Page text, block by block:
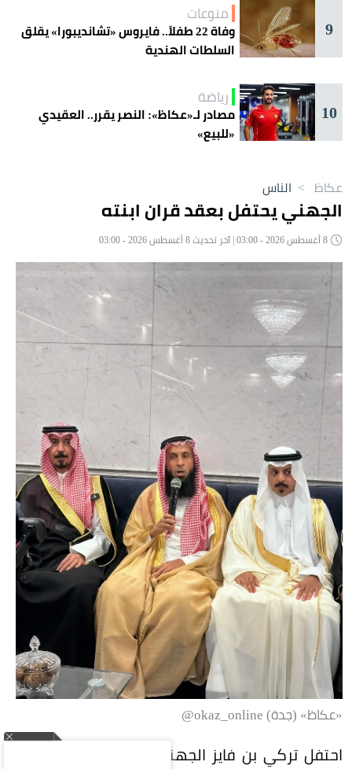
9
منوعات
وفاة 22 طفلاً.. فايروس «تشانديبورا» يقلق
السلطات الهندية
10
رياضة
مصادر لـ«عكاظ»: النصر يقرر.. العقيدي
«للبيع»
عكاظ > الناس
الجهني يحتفل بعقد قران ابنته
«عكاظ» (جدة) okaz_online@
احتفل تركي بن فايز الجهني بعقد قران ابنته على